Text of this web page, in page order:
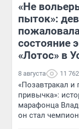
«Не
пыток»:
состояние
«Лотос» в
8 августа 11 762
«Позавтракал
привычка»:
марафонца
он стал